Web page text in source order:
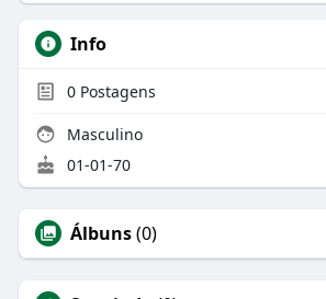
Info
0Postagens
Masculino
01-01-70
Álbuns(0)